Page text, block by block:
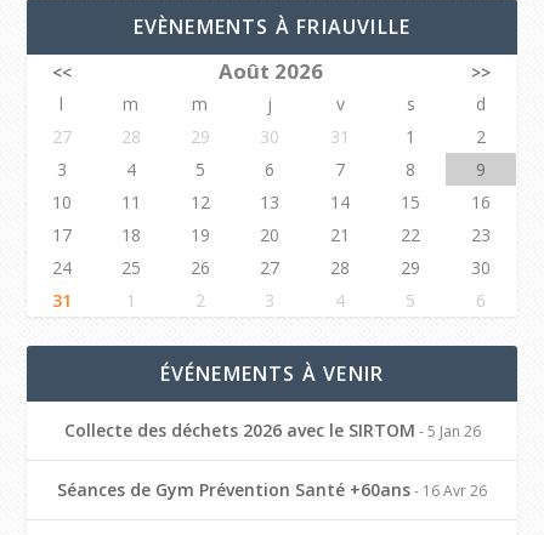
EVÈNEMENTS À FRIAUVILLE
<< Août 2026
>>
l
m m j v s
d
27
28 29 30 31 1
2
3
4 5 6 7 8
9
10
11 12 13 14 15
16
17
18 19 20 21 22
23
24
25 26 27 28 29
30
31
1 2 3 4 5 6
ÉVÉNEMENTS À VENIR
Collecte des déchets 2026 avec le SIRTOM - 5 Jan 26
Séances de Gym Prévention Santé +60ans- 16 Avr 26